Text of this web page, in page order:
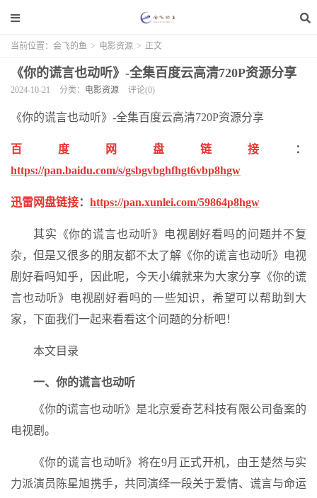
当前位置： 会飞的鱼 > 电影资源 > 正文
《你的谎言也动听》-全集百度云高清720P资源分享
2024-10-21 分类： 电影资源 评论(0)
《你的谎言也动听》-全集百度云高清720P资源分享
百度网盘链接
：
https://pan.baidu.com/s/gsbgvbghfhgt6vbp8hgw
迅雷网盘链接： https://pan.xunlei.com/59864p8hgw
其实《你的谎言也动听》电视剧好看吗的问题并不复
杂，但是又很多的朋友都不太了解《你的谎言也动听》电视
剧好看吗知乎，因此呢，今天小编就来为大家分享《你的谎
言也动听》电视剧好看吗的一些知识，希望可以帮助到大
家，下面我们一起来看看这个问题的分析吧！
本文目录
一、你的谎言也动听
《你的谎言也动听》是北京爱奇艺科技有限公司备案的
电视剧。
《你的谎言也动听》将在9月正式开机，由王楚然与实
力派演员陈星旭携手，共同演绎一段关于爱情、谎言与命运